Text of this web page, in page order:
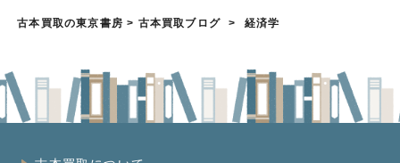
古本買取の東京書房 > 古本買取ブログ > 経済学